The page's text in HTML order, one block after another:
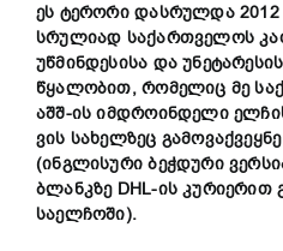
ეს ტერორი დასრულდა 2012
სრულიად საქართველოს
უწმინდესისა და
წყალობით, რომელიც მე
აშშ-ის იმდროინდელი
ვის სახელზეც
(ინგლისური ბეჭდური
ბლანკზე DHL-ის კურიერით
საელჩოში).